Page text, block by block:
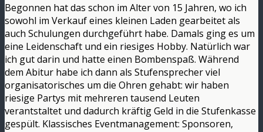
Begonnen hat das schon im Alter von 15 Jahren, wo ich
sowohl im Verkauf eines kleinen Laden gearbeitet als
auch Schulungen durchgeführt habe. Damals ging es um
eine Leidenschaft und ein riesiges Hobby. Natürlich war
ich gut darin und hatte einen Bombenspaß. Während
dem Abitur habe ich dann als Stufensprecher viel
organisatorisches um die Ohren gehabt: wir haben
riesige Partys mit mehreren tausend Leuten
verantstaltet und dadurch kräftig Geld in die Stufenkasse
gespült. Klassisches Eventmanagement: Sponsoren,